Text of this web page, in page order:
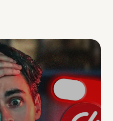
Social Scaling